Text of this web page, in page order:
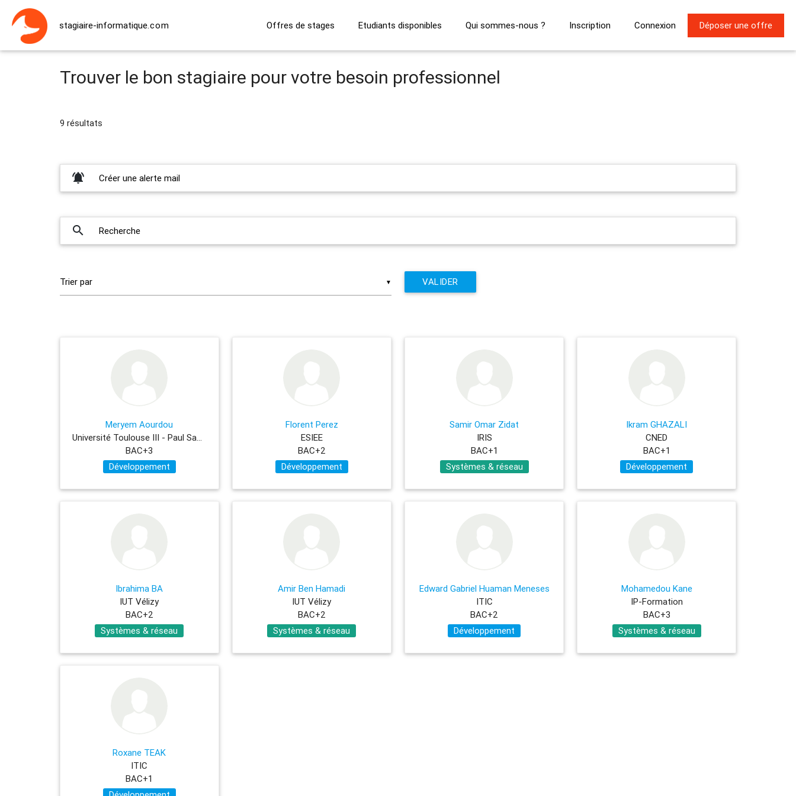
stagiaire-informatique.com Offres de stages Etudiants disponibles Qui sommes-nous ? Inscription Connexion Déposer une offre
Trouver le bon stagiaire pour votre besoin professionnel
9 résultats
notifications_active Créer une alerte mail
search Recherche
▼ VALIDER
Meryem Aourdou
Université Toulouse III - Paul Sabatier Université
BAC+3
Développement
Florent Perez
ESIEE
BAC+2
Développement
Samir Omar Zidat
IRIS
BAC+1
Systèmes & réseau
Ikram GHAZALI
CNED
BAC+1
Développement
Ibrahima BA
IUT Vélizy
BAC+2
Systèmes & réseau
Amir Ben Hamadi
IUT Vélizy
BAC+2
Systèmes & réseau
Edward Gabriel Huaman Meneses
ITIC
BAC+2
Développement
Mohamedou Kane
IP-Formation
BAC+3
Systèmes & réseau
Roxane TEAK
ITIC
BAC+1